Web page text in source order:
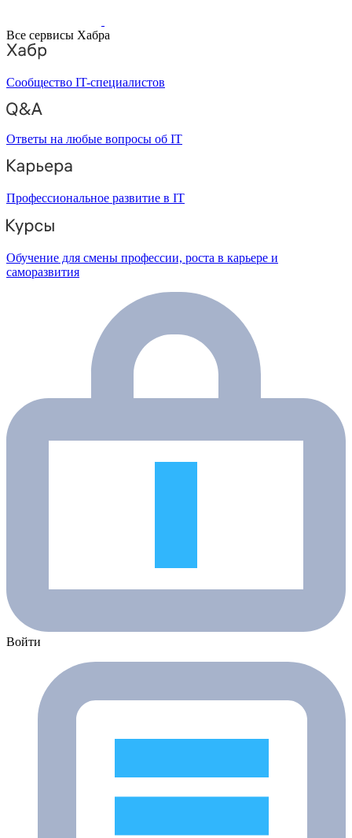
Все сервисы Хабра
Сообщество IT-специалистов
Ответы на любые вопросы об IT
Профессиональное развитие в IT
Обучение для смены профессии, роста в карьере и
саморазвития
Войти